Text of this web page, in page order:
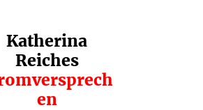
Katherina
Reiches
en